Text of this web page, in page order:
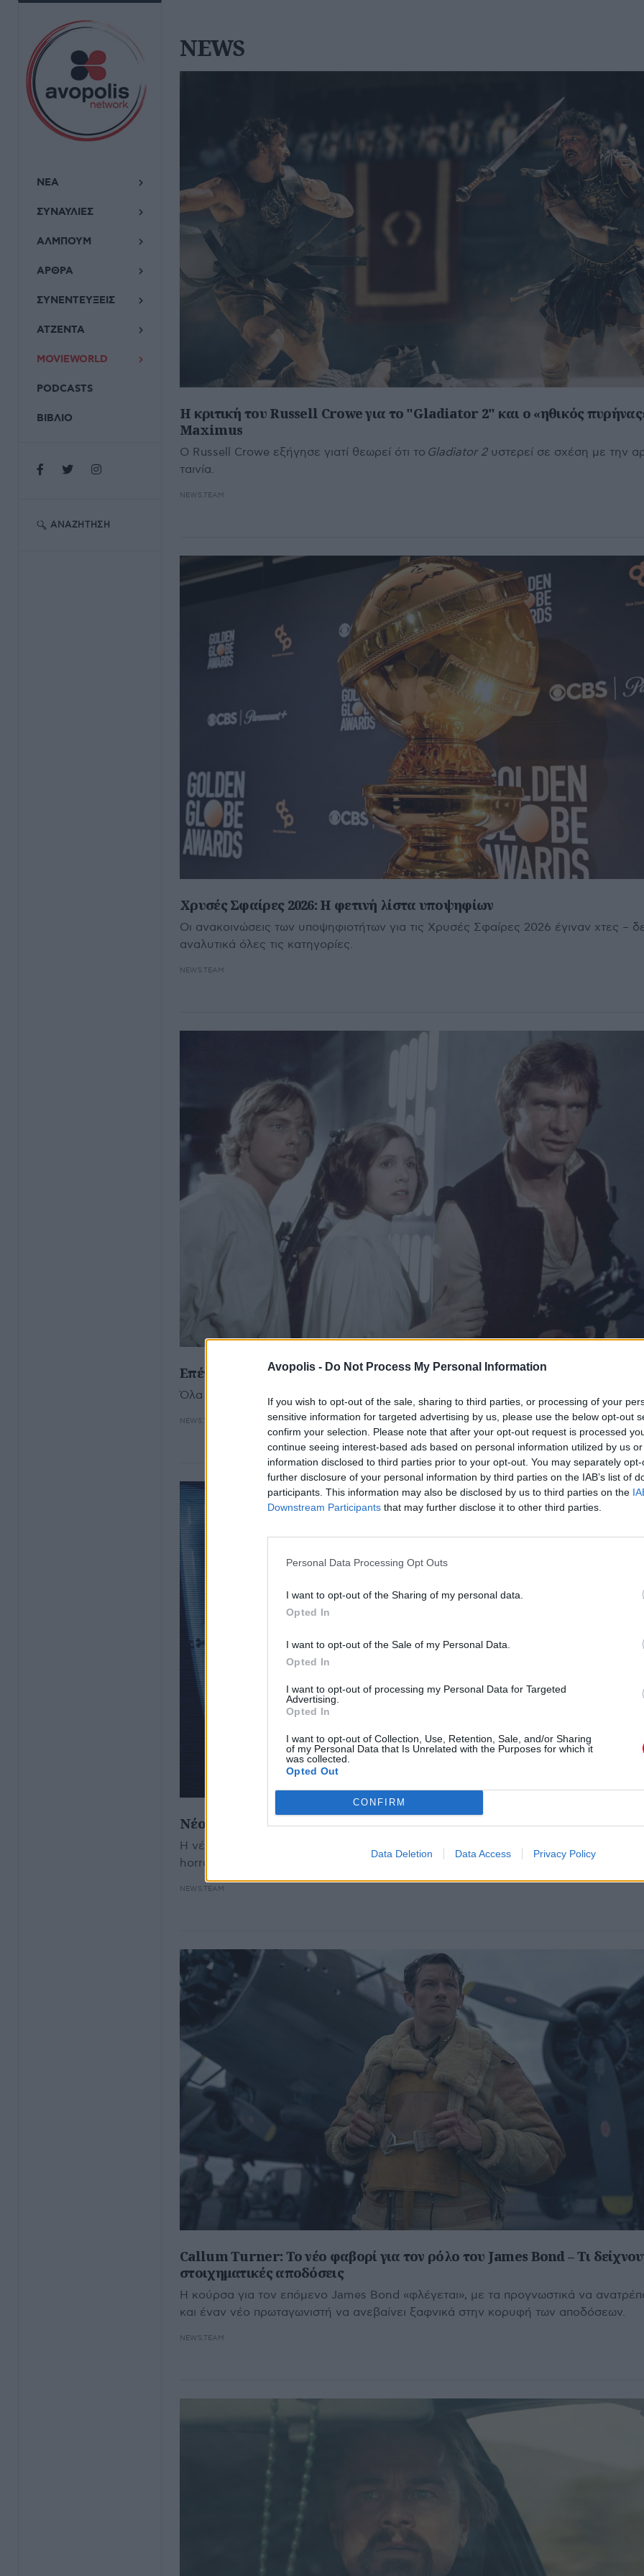
Avopolis - Do Not Process My Personal Information
If you wish to opt-out of the sale, sharing to third parties, or processing of your
sensitive information for targeted advertising by us, please use the below opt-out
confirm your selection. Please note that after your opt-out request is processed
continue seeing interest-based ads based on personal information utilized by us
information disclosed to third parties prior to your opt-out. You may separately
further disclosure of your personal information by third parties on the IAB’s list of
participants. This information may also be disclosed by us to third parties on the
Downstream Participants that may further disclose it to other third parties.
Personal Data Processing Opt Outs
I want to opt-out of the Sharing of my personal data.
Opted In
I want to opt-out of the Sale of my Personal Data.
Opted In
I want to opt-out of processing my Personal Data for Targeted
Advertising.
Opted In
I want to opt-out of Collection, Use, Retention, Sale, and/or Sharing
of my Personal Data that Is Unrelated with the Purposes for which it
was collected.
Opted Out
CONFIRM
Data Deletion Data Access Privacy Policy
ΝΕΑ
ΣΥΝΑΥΛΙΕΣ
ΑΛΜΠΟΥΜ
ΑΡΘΡΑ
ΣΥΝΕΝΤΕΥΞΕΙΣ
ΑΤΖΕΝΤΑ
MOVIEWORLD
PODCASTS
ΒΙΒΛΙΟ
ΑΝΑΖΉΤΗΣΗ
NEWS
Η κριτική του Russell Crowe για το "Gladiator 2" και ο «ηθικός
Maximus
Ο Russell Crowe εξήγησε γιατί θεωρεί ότι το Gladiator 2υστερεί σε σχέση με την
ταινία.
NEWS.TEAM
Χρυσές Σφαίρες 2026: Η φετινή λίστα υποψηφίων
Οι ανακοινώσεις των υποψηφιοτήτων για τις Χρυσές Σφαίρες 2026 έγιναν χτες –
αναλυτικά όλες τις κατηγορίες.
NEWS.TEAM
Επέτειος 50 χρόνων: Η επιστροφή του Star Wars στις αίθουσες το 2027
Όλα όσα πρέπει να ξέρετε για τη θρυλική επανέκδοση της κλασικής ταινίας
NEWS.TEAM
Νέο "Paranormal Activity": Η συνέχεια που περιμένουν οι fans του
Η νέα ταινία
αναμένεται να ξαναφέρει τον τρόμο στους
horror και found footage ταινιών.
NEWS.TEAM
Callum Turner: Το νέο φαβορί για τον ρόλο του James Bond – Τι
στοιχηματικές αποδόσεις
Η κούρσα για τον επόμενο James Bond «φλέγεται», με τα προγνωστικά να
και έναν νέο πρωταγωνιστή να ανεβαίνει ξαφνικά στην κορυφή των αποδόσεων.
NEWS.TEAM